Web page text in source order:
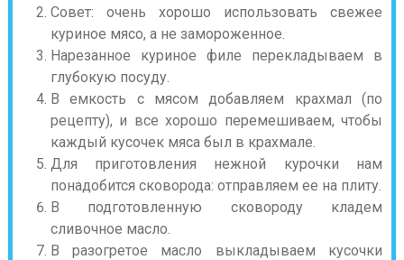
Совет: очень хорошо использовать свежее
куриное мясо, а не замороженное.
Нарезанное куриное филе перекладываем в
глубокую посуду.
В емкость с мясом добавляем крахмал (по
рецепту), и все хорошо перемешиваем, чтобы
каждый кусочек мяса был в крахмале.
Для приготовления нежной курочки нам
понадобится сковорода: отправляем ее на плиту.
В подготовленную сковороду кладем
сливочное масло.
В разогретое масло выкладываем кусочки